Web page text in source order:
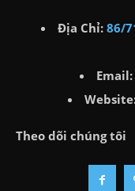
Địa Chỉ: 86/
Email:
Theo dõi chúng tôi